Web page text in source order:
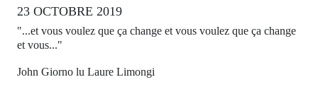
23 OCTOBRE 2019
"...et vous voulez que ça change et vous voulez que ça change
et vous..."
John Giorno lu Laure Limongi